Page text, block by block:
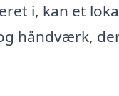
i, kan et
håndværk,